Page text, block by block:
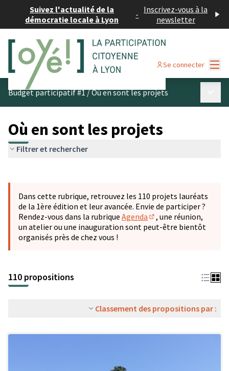
Suivez l'actualité de la
démocratie locale à Lyon
- Inscrivez-vous à la
newsletter
Se connecter
Budget participatif #1/Où en sont les projets
Où en sont les projets
Filtrer et rechercher
−
Dans cette rubrique, retrouvez les 110 projets lauréats
de la 1ère édition et leur avancée. Envie de participer ?
Rendez-vous dans la rubrique Agenda
(S'ouvre dans un
, une réunion,
un atelier ou une inauguration sont peut-être bientôt
organisés près de chez vous !
110 propositions
Classement des propositions par :